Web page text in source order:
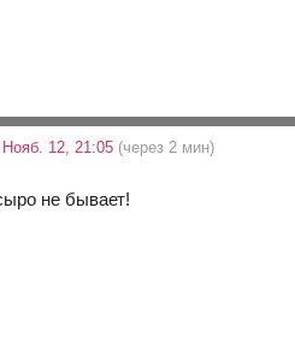
12, 21:05 (через 2 мин)
не бывает!